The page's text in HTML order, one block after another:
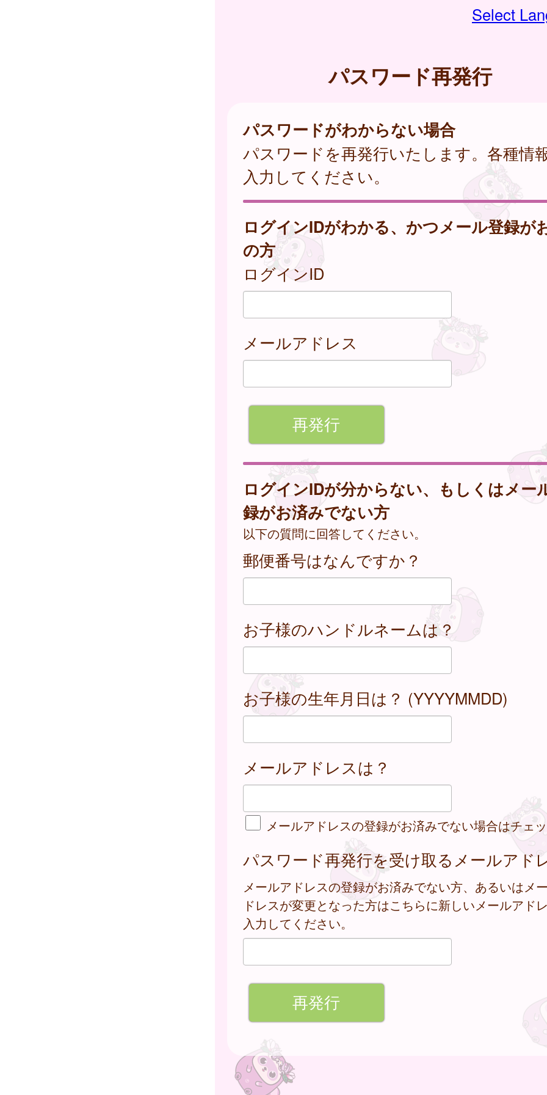
Select
パスワード再発行
パスワードがわからない場合
パスワードを再発行いたします。各種情
入力してください。
ログインIDがわかる、かつメール登録が
の方
ログインID
メールアドレス
ログインIDが分からない、もしくはメー
録がお済みでない方
以下の質問に回答してください。
郵便番号はなんですか？
お子様のハンドルネームは？
お子様の生年月日は？ (YYYYMMDD)
メールアドレスは？
メールアドレスの登録がお済みでない場合はチェ
パスワード再発行を受け取るメールアド
メールアドレスの登録がお済みでない方、あるいはメ
ドレスが変更となった方はこちらに新しいメールアド
入力してください。